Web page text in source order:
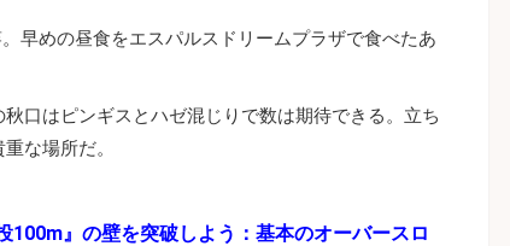
早めの昼食をエスパルスドリームプラザで食べたあ
口はピンギスとハゼ混じりで数は期待できる。立ち
な場所だ。
100m』の壁を突破しよう：基本のオーバースロ